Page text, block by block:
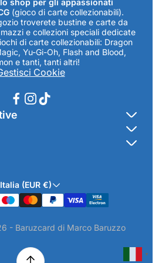
shop per gli appassionati
(gioco di carte collezionabili).
troverete bustine e carte da
e collezioni speciali dedicate
di carte collezionabili: Dragon
Yu-Gi-Oh, Flash and Blood,
e tanti, tanti altri!
Cookie
!
Luigi Valentini 1a Traversa - SNC
Italia (EUR €)
- Baruzcard di Marco Baruzzo
▼